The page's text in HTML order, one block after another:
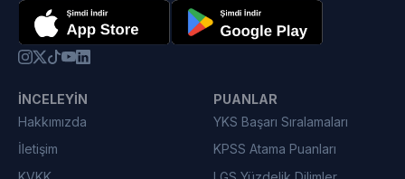
İNCELEYIN
Hakkımızda
İletişim
PUANLAR
YKS Başarı Sıralamaları
KPSS Atama Puanları